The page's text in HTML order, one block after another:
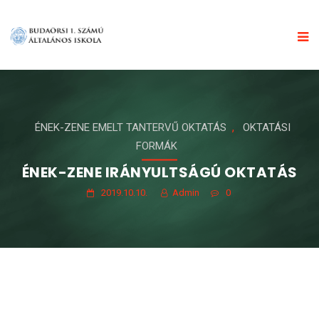
ÉNEK-ZENE EMELT TANTERVŰ OKTATÁS ,
OKTATÁSI
FORMÁK
ÉNEK-ZENE IRÁNYULTSÁGÚ OKTATÁS
2019.10.10. Admin 0